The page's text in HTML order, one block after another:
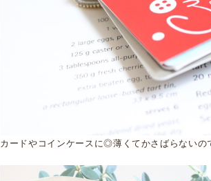
カードやコインケースに◎薄くてかさばらない